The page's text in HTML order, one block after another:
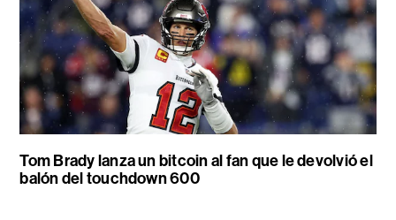
Tom Brady lanza un bitcoin al fan que le devolvió el
balón del touchdown 600